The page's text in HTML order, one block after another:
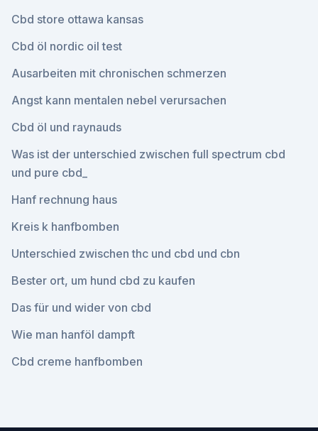
Cbd store ottawa kansas
Cbd öl nordic oil test
Ausarbeiten mit chronischen schmerzen
Angst kann mentalen nebel verursachen
Cbd öl und raynauds
Was ist der unterschied zwischen full spectrum cbd
und pure cbd_
Hanf rechnung haus
Kreis k hanfbomben
Unterschied zwischen thc und cbd und cbn
Bester ort, um hund cbd zu kaufen
Das für und wider von cbd
Wie man hanföl dampft
Cbd creme hanfbomben